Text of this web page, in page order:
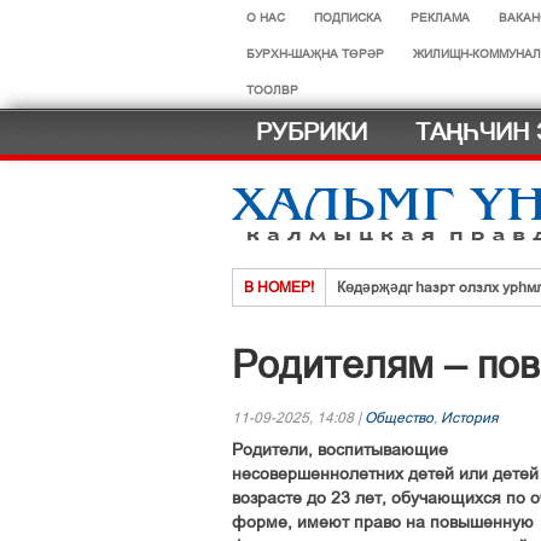
О НАС ПОДПИСКА РЕКЛАМА
БУРХН-ШАҖНА ТӨРӘР ЖИЛИЩН-
ТООЛВР
РУБРИКИ ТАҢҺЧИН
В НОМЕР! Көдәрҗәдг һазрт олзлх
Селәдт ирх сойлын земск
Нег һазра дәәчин һардврт
Родителям –
11-09-2025, 14:08 | Общество, История
Родители, воспитывающие
несовершеннолетних детей или детей
возрасте до 23 лет, обучающихся по
форме, имеют право на повышенную